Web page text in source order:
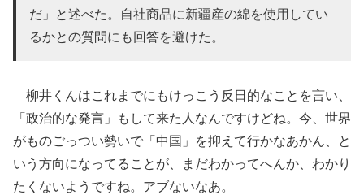
だ」と述べた。自社商品に新疆産の綿を使用してい
るかとの質問にも回答を避けた。
柳井くんはこれまでにもけっこう反日的なことを言い、
「政治的な発言」もして来た人なんですけどね。今、世界
がものごっつい勢いで「中国」を抑えて行かなあかん、と
いう方向になってることが、まだわかってへんか、わかり
たくないようですね。アブないなあ。